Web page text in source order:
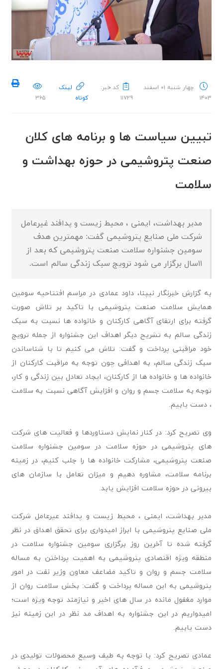
چهار شنبه ۰۱ اسفند
۱۴۰۳
کد خبر:
۱۱۷۲۹
لینک
کوتاه
۳۶۵
تبیین سیاست ها و برنامه های کلان
صنعت پتروشیمی در حوزه بهداشت و
سلامت
مدیر بهداشت، ایمنی ، محیط زیست و پدافند غیرعامل
شرکت ملی صنایع پتروشیمی گفت: مهمترین هدف
سومین جشنواره سلامت صنعت پتروشیمی که بعد از
۱۱سال برگزار می شود ترویج سبک زندگی سالم است.
به گزارش خبرنگار نیپنا، داود عمادی در مراسم افتتاحیه سومین
همایش سلامت صنعت پتروشیمی با تاکید بر تلاش صورت
گرفته برای ارتقای آگاهی کارکنان و خانواده ها نسبت به سبک
زندگی سالم به تشریح دیگر اهداف این جشنواره از جمله ترویج
خود مراقبتی پرداخت و گفت: تلاش می کنیم تا با شناساندن
سبک زندگی سالم، به اهدافی چون توجه به مراقبت کارکنان از
خانواده ها و خانواده ها از کارکنان، ایجاد تعادل بین زندگی و کار،
توجه به سلامت جسم و روان و افزایش آگاهی نسبت به سلامت
، دست یابیم.
وی تصریح کرد: در کنار نمایش دستاوردها و فعالیت های شرکت
های پتروشیمی در حوزه سلامت در سومین جشنواره سلامت
صنعت پتروشیمی، مشارکت خانواده ها را جلب کنیم، در زمینه
برنامه سلامت، مشاوره دهیم و میزان تعامل با سازمان های
بیرونی در حوزه سلامت افزایش یابد.
مدیر بهداشت، ایمنی ، محیط زیست و پدافند عیرعامل شرکت
ملی صنایع پتروشیمی با ابراز امیدواری برای تحقق اهداق در نظر
گرفته شده تا آخرین روز برگزاری سومین جشنواره سلامت در
منطقه ویژه اقتصادی پتروشیمی به اهمیت پرداختن به مساله
سلامت جسم و روان و تاکید مضاعف معاون وزیر نفت در امور
پتروشیمی به این مساله پرداخت و گفت: بخش سلامت روان از
موارد مغفول مانده در سال های اخیر و نیازمند توجه ویژه است؛
امیدواریم در این جشنواره به اهداف مد نظر در این زمینه نیز
دست یابیم.
عمادی تصریح کرد: با توجه به طیف وسیع محصولات تولیدی در